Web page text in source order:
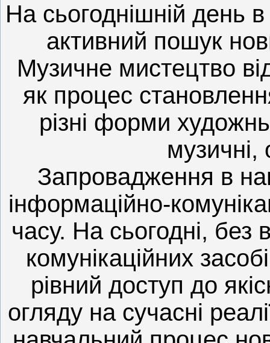
На сьогоднішній день в
активний пошук
Музичне мистецтво
як процес
різні форми
музичні,
Запровадження в
інформаційно-
часу. На сьогодні, без
комунікаційних
рівний доступ до
огляду на сучасні